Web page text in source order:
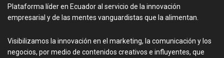
Plataforma líder en Ecuador al servicio de la innovación
empresarial y de las mentes vanguardistas que la alimentan.
Visibilizamos la innovación en el marketing, la comunicación y los
negocios, por medio de contenidos creativos e influyentes, que